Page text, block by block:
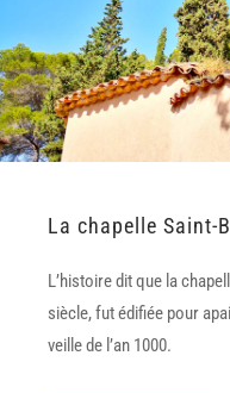
La chapelle Saint-
L’histoire dit que la
siècle, fut édifiée pour
veille de l’an 1000.